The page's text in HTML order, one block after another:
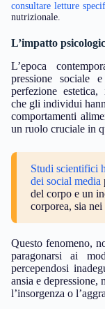
consultare letture
nutrizionale.
L’impatto
L’epoca
pressione sociale
perfezione
che gli individui
comportamenti
un ruolo cruciale in
Studi scientifici
dei social media
del corpo e un
corporea, sia
Questo fenomeno,
paragonarsi ai
percependosi
ansia e depressione,
l’insorgenza o